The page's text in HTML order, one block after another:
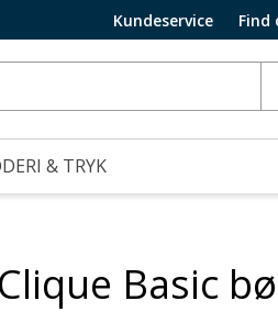
Kundeservice Find
& TRYK
Clique Basic